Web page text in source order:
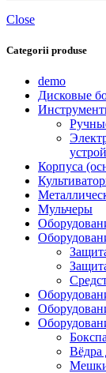
Close
Categorii produse
demo
Дисковые
Корпуса
Мульчеры
Вёдра
Мешки